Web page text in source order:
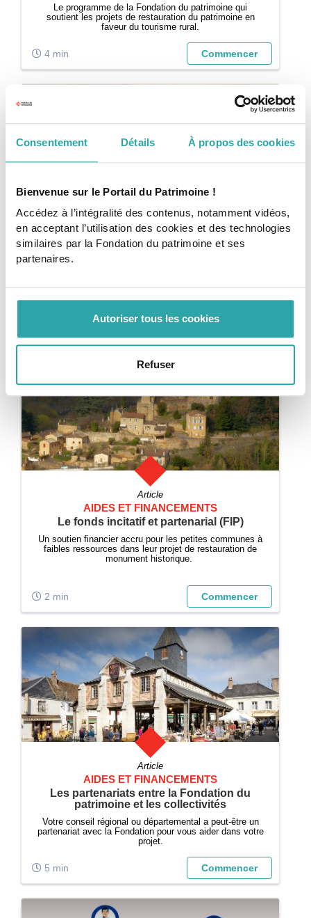
Consentement Détails À propos des cookies
Bienvenue sur le Portail du Patrimoine !
Accédez à l’intégralité des contenus, notamment vidéos,
en acceptant l’utilisation des cookies et des technologies
similaires par la Fondation du patrimoine et ses
partenaires.
Autoriser tous les cookies
Refuser
Le programme de la Fondation du patrimoine qui
soutient les projets de restauration du patrimoine en
faveur du tourisme rural.
4 min Commencer
Article
Le concours des rubans du Patrimoine
Française du Bâtiment.
Commencer
Article
AIDES ET FINANCEMENTS
Le fonds incitatif et partenarial (FIP)
Un soutien financier accru pour les petites communes à
faibles ressources dans leur projet de restauration de
monument historique.
2 min Commencer
Article
AIDES ET FINANCEMENTS
Les partenariats entre la Fondation du
patrimoine et les collectivités
Votre conseil régional ou départemental a peut-être un
partenariat avec la Fondation pour vous aider dans votre
projet.
5 min Commencer